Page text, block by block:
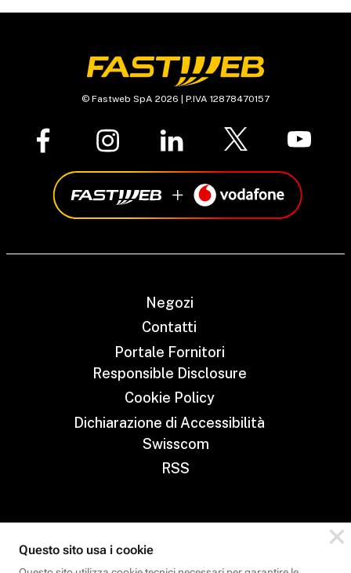
© Fastweb SpA 2026 | P.IVA 12878470157
Negozi
Contatti
Portale Fornitori
Responsible Disclosure
Cookie Policy
Dichiarazione di Accessibilità
Swisscom
RSS